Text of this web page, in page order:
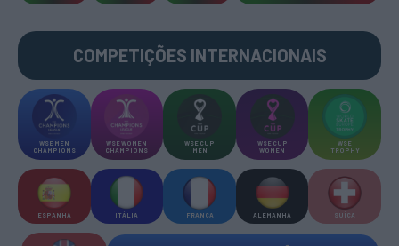
COMPETIÇÕES INTERNACIONAIS
WSE MEN
CHAMPIONS
WSE WOMEN
CHAMPIONS
WSE CUP
MEN
WSE CUP
WOMEN
WSE
TROPHY
ESPANHA ITÁLIA FRANÇA ALEMANHA SUÍÇA